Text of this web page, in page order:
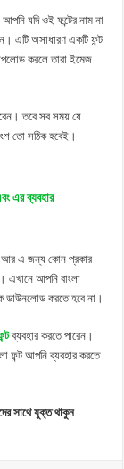
যদি ওই ফন্টের নাম না
এটি অসাধারণ একটি ফন্ট
করলে তারা ইমেজ
তবে সব সময় যে
তো সঠিক হবেই।
এর ব্যবহার
আর এ জন্য কোন প্রকার
এখানে আপনি বাংলা
ডাউনলোড করতে হবে না।
ব্যবহার করতে পারেন।
ফন্ট আপনি ব্যবহার করতে
সাথে যুক্ত থাকুন